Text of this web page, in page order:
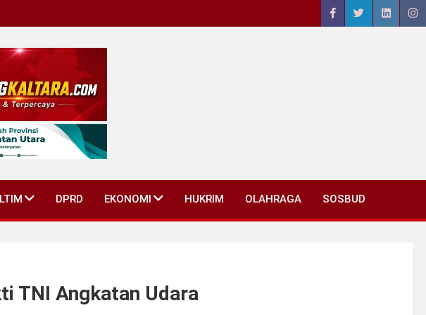
DPRD EKONOMI HUKRIM OLAHRAGA SOSBUD
TNI Angkatan Udara